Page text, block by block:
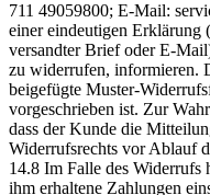
711 49059800; E-Mail:
einer eindeutigen Erklärung
versandter Brief oder E-
zu widerrufen, informieren.
beigefügte Muster-
vorgeschrieben ist. Zur
dass der Kunde die
Widerrufsrechts vor Ablauf
14.8 Im Falle des Widerrufs
ihm erhaltene Zahlungen